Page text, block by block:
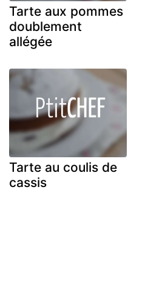
Tarte aux pommes
doublement
allégée
Tarte au coulis de
cassis